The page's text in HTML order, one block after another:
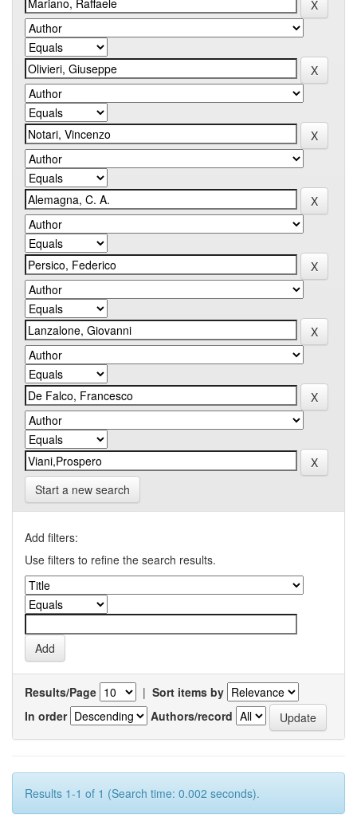
Start a new search
Add filters:
Use filters to refine the search results.
Results/Page | Sort items by
In order
Authors/record
Results 1-1 of 1 (Search time: 0.002 seconds).